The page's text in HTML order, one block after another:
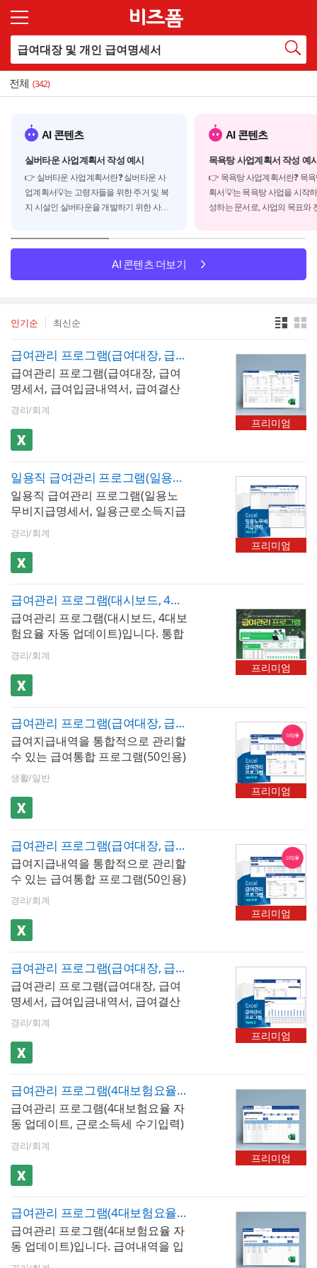
전체 (342)
AI 콘텐츠
실버타운 사업계획서 작성 예시
👉 실버타운 사업계획서란❓ 실버타운 사
업계획서💡는 고령자들을 위한 주거 및 복
지 시설인 실버타운을 개발하기 위한 사업
형으로 분류됩니다.◾ 독립생활형 실버타운
거 시설◾ 케어형 실버타운 : 일부 돌봄이 ...
AI 콘텐츠
목욕탕 사업계획서 작성 예
👉 목욕탕 사업계획서란❓ 목
획서💡는 목욕탕 사업을 시작
성하는 문서로, 사업의 목표와
자나 파트너에게 사업의 가치
전달하고, 운영에 필요한 자금
계획서는 다음과 같은...
AI 콘텐츠 더보기
인기순 최신순
급여관리 프로그램(급여대장, 급여명세서, 급여입금내역서, 급여결산보고서, 재직증명서, 근로계약서)
급여관리 프로그램(급여대장, 급여
명세서, 급여입금내역서, 급여결산
보고서, 재직증명서, 근로계약서)입
니다. 급여내역을 입력하고 내역별
로 저장할 수 있습니다. 또한 최대
500명까지 입력가능하며, 소득세, 4
된 문서를 급여대장, 급여명세서, 급
여입금내역서 시트에서 확인할 수
있으며, 급여명세서는 1장, 세로형 2
장, 가로형 2장 총 3가지 형태로 출
여지급내역, 사원별 급여지급내역,
급여결산보고서 형태로 급여 통계
급내역과 급여결산보고서는 그래프
화하여 보고서형태로 사용하기 편
리합니다. 사원정보를 바탕으로 재
직증명서, 경력증명서, 퇴직증명서,
경리/회계
프리미엄
일용직 급여관리 프로그램(일용노무비지급명세서, 일용근로소득지급명세서)
일용직 급여관리 프로그램(일용노
무비지급명세서, 일용근로소득지급
명세서)입니다. 현장별, 일자별 출근
기록을 저장, 검색, 누적할 수 있습
니다. 소득세, 4대보험 등이 자동계
산되며 현장별/월별로도 출근기록
등으로 자동으로 불러와서 출력 할
수 있습니다.
경리/회계
프리미엄
급여관리 프로그램(대시보드, 4대보험요율 자동 업데이트, 급여대장, 급여명세서, 급여입금내역서, 급여결산보고서, 재직증명서, 근로계약서)
급여관리 프로그램(대시보드, 4대보
험요율 자동 업데이트)입니다. 통합
대시보드를 통해 급여지급내역 등
을 그래프 형태로 시각화하여 제공
함으로써, 사용자는 복잡한 데이터
를 한 눈에 직관적으로 파악하고 분
입력 가능하며, 근로소득세, 4대보
험 등 공제내역이 자동 계산됩니다.
엑셀 파일 내 [최신 업데이트]버튼을
클릭하면 매년 개정되는 4대보험요
업데이트 됩니다. ✅ 프로그램 핵심
구성- 대시보드 : 전체 급여 현황을
연도 총 급여 지급액, 4대 보험료 합
계, 근로소득세 합계, 부서별 인원
현황, 전월 대비 급여 증감 등 핵심
인건비 지표를 시각화- 급여대장 :
제 항목을 집약적으로 관리하는 핵
심 시트. 지급액, 공제액, 실지급액
자동 산출- 급여명세서​ : 직원 개인
별 급여명세서를 자동으로 생성하
는 시트. 근로기준법에 따른 필수 기
재 사항이 모두 포함되며 즉시 교부
가능- 재직증명서 : 직원 선택만으로
재직증명서를 자동 생성하는 시트.
급여대장의 직원 기본 정보가 자동
시 교부 가능- 근로계약서 : 직원 정
보와 급여 조건을 자동으로 불러와
근로계약서를 생성하는 시트. 근로
기준법 필수 기재 사항이 포함된 표
준 근로계약서 형식으로 설계 ✅ 4
대보험요율 자동 업데이트 : 이 프로
그램의 핵심 기능!4대보험요율은 매
을 급여 계산에 즉시 반영하지 않으
면 공제 오류로 인한 직원 불만과 세
무 문제가 발생합니다.- 요율 일괄
관리 구조 : 국민연금, 건강보험, 장
경리/회계
프리미엄
급여관리 프로그램(급여대장, 급여명세서, 급여입금내역서, 재직증명서, 퇴직증명서)(50인용)
급여지급내역을 통합적으로 관리할
수 있는 급여통합 프로그램(50인용)
입니다. 급여내역을 월별로 입력, 저
장, 검색할 수 있습니다. 4대보험이
자동계산(소득세, 주민세, 고용보험,
국민연금, 건강보험, 장기요양보험)
최대 20개까지 추가할 수 있습니다.
저장된 급여내역은 급여대장, 급여
명세서, 급여입금내역서 시트에서
자동으로 불러올 수 있습니다. 사원
증명서, 퇴직증명서 자동발급이 가
능합니다.
생활/일반
프리미엄
급여관리 프로그램(급여대장, 급여명세서, 급여입금내역서, 재직증명서, 퇴직증명서)(50인용)
급여지급내역을 통합적으로 관리할
수 있는 급여통합 프로그램(50인용)
입니다. 급여내역을 월별로 입력, 저
장, 검색할 수 있습니다. 4대보험이
자동계산(소득세, 주민세, 고용보험,
국민연금, 건강보험, 장기요양보험)
최대 20개까지 추가할 수 있습니다.
저장된 급여내역은 급여대장, 급여
명세서, 급여입금내역서 시트에서
자동으로 불러올 수 있습니다. 사원
증명서, 퇴직증명서 자동발급이 가
능합니다.
경리/회계
프리미엄
급여관리 프로그램(급여대장, 급여명세서, 급여입금내역서, 급여결산보고서, 재직증명서, 근로계약서)(4대보험수기입력)
급여관리 프로그램(급여대장, 급여
명세서, 급여입금내역서, 급여결산
보고서, 재직증명서, 근로계약서)엑
셀 프로그램입니다. 급여내역을 입
력하고 내역별로 저장할 수 있는 서
식이며, 최대 500명까지 입력 가능
을 수기로 작성할 수 있습니다. 저장
된 문서를 급여대장, 급여명세서, 급
여입금내역서 시트에서 확인할 수
있으며, 급여명세서는 1장, 세로형 2
력이 가능합니다. 년도별 급여지급
내역, 사원별 급여지급내역, 급여결
가능합니다. 또한 사원별 급여지급
내역과 급여결산보고서는 그래프화
하여 보고서형태로 사용하기 편리
경리/회계
프리미엄
급여관리 프로그램(4대보험요율 자동 업데이트, 근로소득세 수기입력, 급여대장, 급여명세서, 급여입금내역서, 급여결산보고서, 재직증명서, 근로계약서)
급여관리 프로그램(4대보험요율 자
동 업데이트, 근로소득세 수기입력)
입니다. 급여내역을 입력하고 내역
별로 저장할 수 있는 서식으로 최대
500명까지 입력가능합니다. 해당
급여관리 프로그램은 근로소득세는
소득세 및 4대보험은 자동 계산됩니
다. 저장된 문서를 급여대장, 급여명
세서, 급여입금내역서 시트에서 확
인할 수 있습니다. 급여명세서는 1
경리/회계
프리미엄
급여관리 프로그램(4대보험요율 자동 업데이트, 급여대장, 급여명세서, 급여입금내역서, 급여결산보고서, 재직증명서, 근로계약서)
급여관리 프로그램(4대보험요율 자
동 업데이트)입니다. 급여내역을 입
력하고 내역별로 저장할 수 있습니